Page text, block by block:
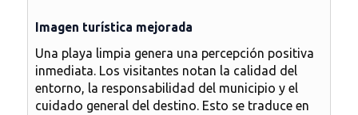
Imagen turística mejorada
Una playa limpia genera una percepción positiva
inmediata. Los visitantes notan la calidad del
entorno, la responsabilidad del municipio y el
cuidado general del destino. Esto se traduce en